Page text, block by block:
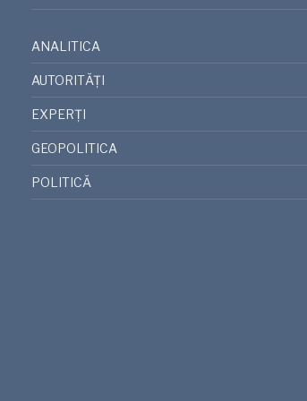
ANALITICA
AUTORITĂȚI
EXPERȚI
GEOPOLITICA
POLITICĂ